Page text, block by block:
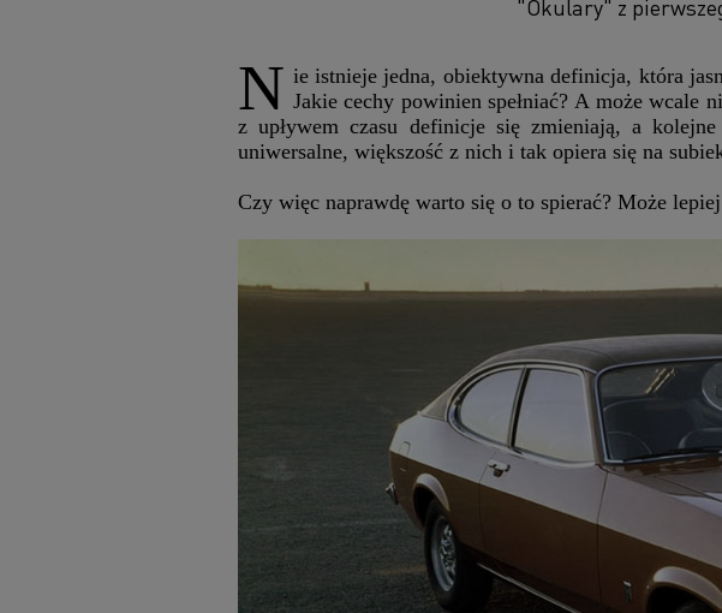
"Okulary" z
N ie istnieje jedna, obiektywna definicja, która
Jakie cechy powinien spełniać? A może
z upływem czasu definicje się zmieniają, a
uniwersalne, większość z nich i tak opiera się na
Czy więc naprawdę warto się o to spierać? Może